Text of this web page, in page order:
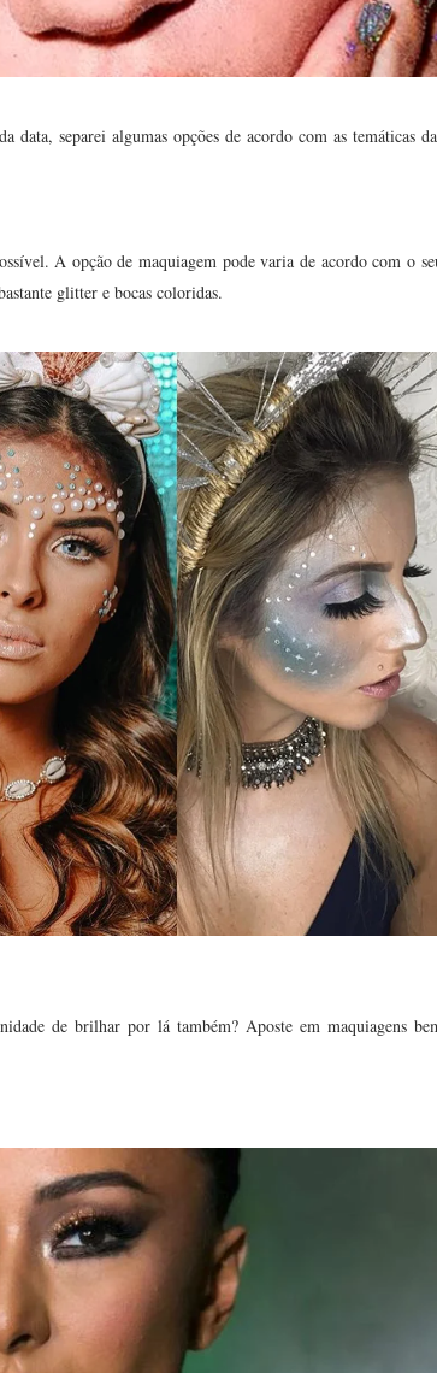
data, separei algumas opções de acordo com as temáticas
A opção de maquiagem pode varia de acordo com o
glitter e bocas coloridas.
de brilhar por lá também? Aposte em maquiagens